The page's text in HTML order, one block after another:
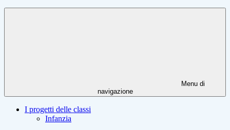
Menu di
navigazione
I progetti delle classi
Infanzia